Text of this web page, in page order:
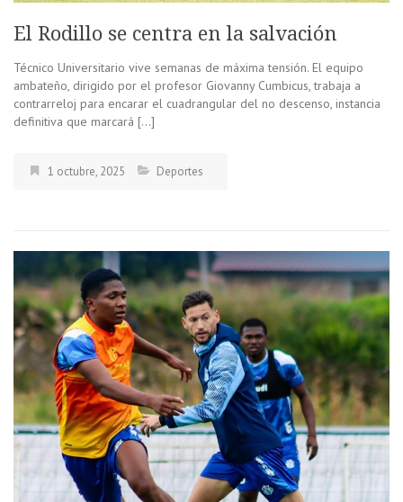
El Rodillo se centra en la salvación
Técnico Universitario vive semanas de máxima tensión. El equipo
ambateño, dirigido por el profesor Giovanny Cumbicus, trabaja a
contrarreloj para encarar el cuadrangular del no descenso, instancia
definitiva que marcará […]
1 octubre, 2025 Deportes